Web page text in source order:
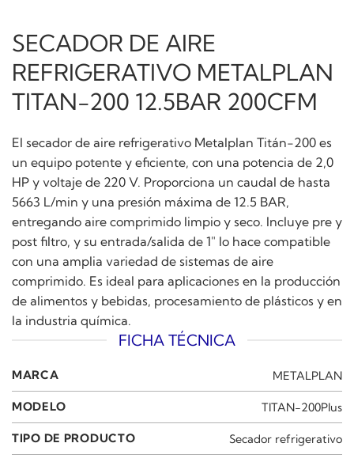
SECADOR DE AIRE
REFRIGERATIVO METALPLAN
TITAN-200 12.5BAR 200CFM
El secador de aire refrigerativo Metalplan Titán-200 es
un equipo potente y eficiente, con una potencia de 2,0
HP y voltaje de 220 V. Proporciona un caudal de hasta
5663 L/min y una presión máxima de 12.5 BAR,
entregando aire comprimido limpio y seco. Incluye pre y
post filtro, y su entrada/salida de 1″ lo hace compatible
con una amplia variedad de sistemas de aire
comprimido. Es ideal para aplicaciones en la producción
de alimentos y bebidas, procesamiento de plásticos y en
la industria química.
FICHA TÉCNICA
MARCA METALPLAN
MODELO TITAN-200Plus
TIPO DE PRODUCTO Secador refrigerativo